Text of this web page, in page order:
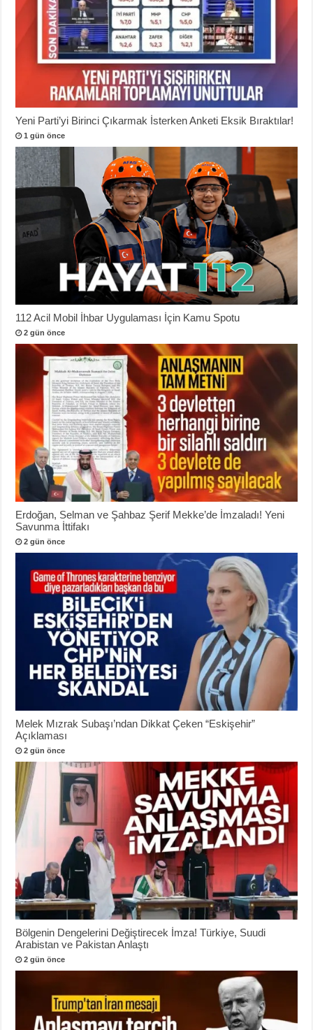
Yeni Parti’yi Birinci Çıkarmak İsterken Anketi Eksik Bıraktılar!
1 gün önce
112 Acil Mobil İhbar Uygulaması İçin Kamu Spotu
2 gün önce
Erdoğan, Selman ve Şahbaz Şerif Mekke’de İmzaladı! Yeni
Savunma İttifakı
2 gün önce
Melek Mızrak Subaşı’ndan Dikkat Çeken “Eskişehir”
Açıklaması
2 gün önce
Bölgenin Dengelerini Değiştirecek İmza! Türkiye, Suudi
Arabistan ve Pakistan Anlaştı
2 gün önce